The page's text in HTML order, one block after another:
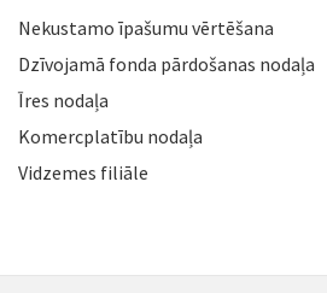
Nekustamo īpašumu vērtēšana
Dzīvojamā fonda pārdošanas nodaļa
Īres nodaļa
Komercplatību nodaļa
Vidzemes filiāle